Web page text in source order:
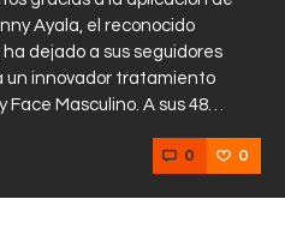
Ayala, el reconocido
dejado a sus seguidores
un innovador tratamiento
Face Masculino. A sus 48…
0 0